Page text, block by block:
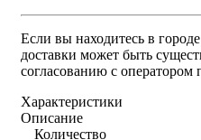
Если вы находитесь в
доставки может быть
согласованию с оператором
Характеристики
Описание
Количество